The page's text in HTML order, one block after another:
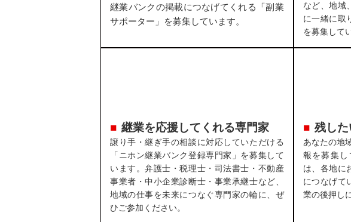
継業バンクの掲載につなげてくれる「副業
サポーター」を募集しています。
など、地域
に一緒に取
を募集して
継業を応援してくれる専門家
譲り手・継ぎ手の相談に対応していただける
「ニホン継業バンク登録専門家」を募集して
います。弁護士・税理士・司法書士・不動産
事業者・中小企業診断士・事業承継士など、
地域の仕事を未来につなぐ専門家の輪に、ぜ
ひご参加ください。
残し
あなたの地
報を募集
は、各地に
につなげて
業の後押し